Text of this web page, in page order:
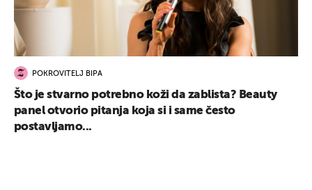
POKROVITELJ BIPA
Što je stvarno potrebno koži da zablista? Beauty
panel otvorio pitanja koja si i same često
postavljamo...